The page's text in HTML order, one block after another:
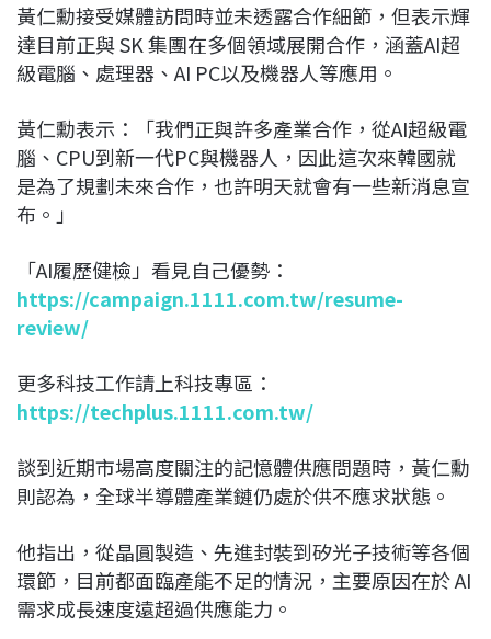
黃仁勳接受媒體訪問時並未透露合作細節，但表示輝
達目前正與 SK 集團在多個領域展開合作，涵蓋AI超
級電腦、處理器、AI PC以及機器人等應用。
黃仁勳表示：「我們正與許多產業合作，從AI超級電
腦、CPU到新一代PC與機器人，因此這次來韓國就
是為了規劃未來合作，也許明天就會有一些新消息宣
布。」
「AI履歷健檢」看見自己優勢：
https://campaign.1111.com.tw/resume-
review/
更多科技工作請上科技專區：
https://techplus.1111.com.tw/
談到近期市場高度關注的記憶體供應問題時，黃仁勳
則認為，全球半導體產業鏈仍處於供不應求狀態。
他指出，從晶圓製造、先進封裝到矽光子技術等各個
環節，目前都面臨產能不足的情況，主要原因在於 AI
需求成長速度遠超過供應能力。